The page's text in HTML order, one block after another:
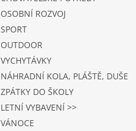
OSOBNÍ ROZVOJ
SPORT
OUTDOOR
VYCHYTÁVKY
NÁHRADNÍ KOLA, PLÁŠTĚ, DUŠE
ZPÁTKY DO ŠKOLY
LETNÍ VYBAVENÍ >>
VÁNOCE